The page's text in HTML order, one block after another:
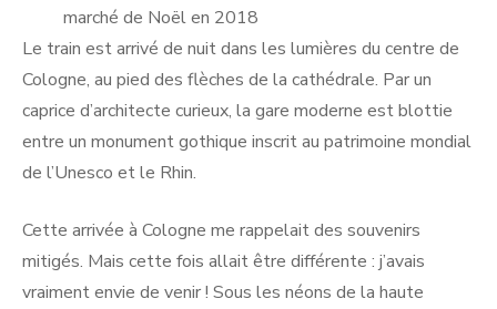
marché de Noël en 2018
Le train est arrivé de nuit dans les lumières du centre de
Cologne, au pied des flèches de la cathédrale. Par un
caprice d’architecte curieux, la gare moderne est blottie
entre un monument gothique inscrit au patrimoine mondial
de l’Unesco et le Rhin.
Cette arrivée à Cologne me rappelait des souvenirs
mitigés. Mais cette fois allait être différente : j’avais
vraiment envie de venir ! Sous les néons de la haute